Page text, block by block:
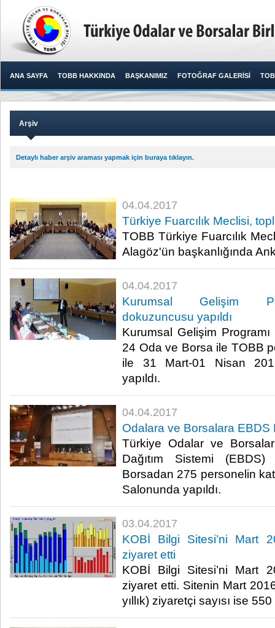
ANA SAYFA TOBB HAKKINDA BAŞKANIMIZ FOTOĞRAF GALERİSİ
Arşiv
Detaylı haber arşiv araması yapmak için buraya tıklayın.
04.04.2017
Türkiye Fuarcılık Meclisi,
TOBB Türkiye Fuarcılık
Alagöz'ün başkanlığında
04.04.2017
Kurumsal Gelişim
dokuzuncusu yapıldı
Kurumsal Gelişim
24 Oda ve Borsa ile TOBB
ile 31 Mart-01 Nisan
yapıldı.​
04.04.2017
Odalara ve Borsalara EBDS
Türkiye Odalar ve
Dağıtım Sistemi
Borsadan 275 personelin
Salonunda yapıldı. ​​
03.04.2017
KOBİ Bilgi Sitesi’ni Mart
ziyaret etti
KOBİ Bilgi Sitesi’ni Mart
ziyaret etti. Sitenin Mart
yıllık) ziyaretçi sayısı ise